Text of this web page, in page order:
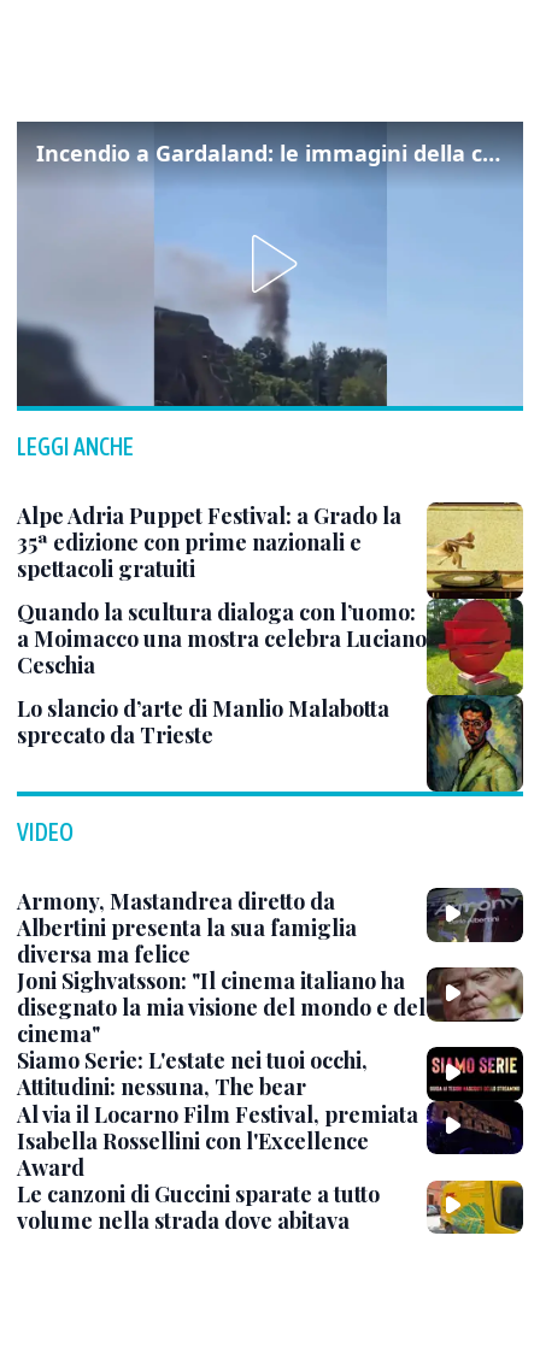
Incendio a Gardaland: le immagini della colonna di fumo
LEGGI ANCHE
Alpe Adria Puppet Festival: a Grado la
35ª edizione con prime nazionali e
spettacoli gratuiti
Quando la scultura dialoga con l’uomo:
a Moimacco una mostra celebra Luciano
Ceschia
Lo slancio d’arte di Manlio Malabotta
sprecato da Trieste
VIDEO
Armony, Mastandrea diretto da
Albertini presenta la sua famiglia
diversa ma felice
Joni Sighvatsson: "Il cinema italiano ha
disegnato la mia visione del mondo e del
cinema"
Siamo Serie: L'estate nei tuoi occhi,
Attitudini: nessuna, The bear
Al via il Locarno Film Festival, premiata
Isabella Rossellini con l'Excellence
Award
Le canzoni di Guccini sparate a tutto
volume nella strada dove abitava